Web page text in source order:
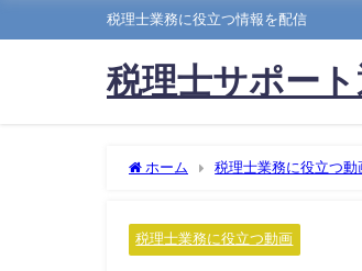
税理士業務に役立つ情報を配信
税理士サポー
ホーム 税理士業務に役立つ動
税理士業務に役立つ動画